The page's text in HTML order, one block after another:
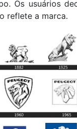
Os usuários
reflete a marca.